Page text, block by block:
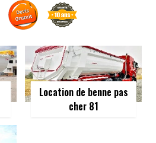
Location de benne pas
cher 81